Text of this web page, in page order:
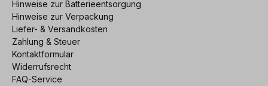
Hinweise zur Batterieentsorgung
Hinweise zur Verpackung
Liefer- & Versandkosten
Zahlung & Steuer
Kontaktformular
Widerrufsrecht
FAQ-Service